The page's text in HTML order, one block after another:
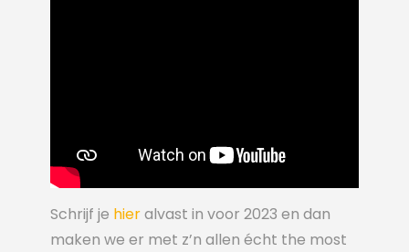
Schrijf je hieralvast in voor 2023 en dan
maken we er met z’n allen écht the most